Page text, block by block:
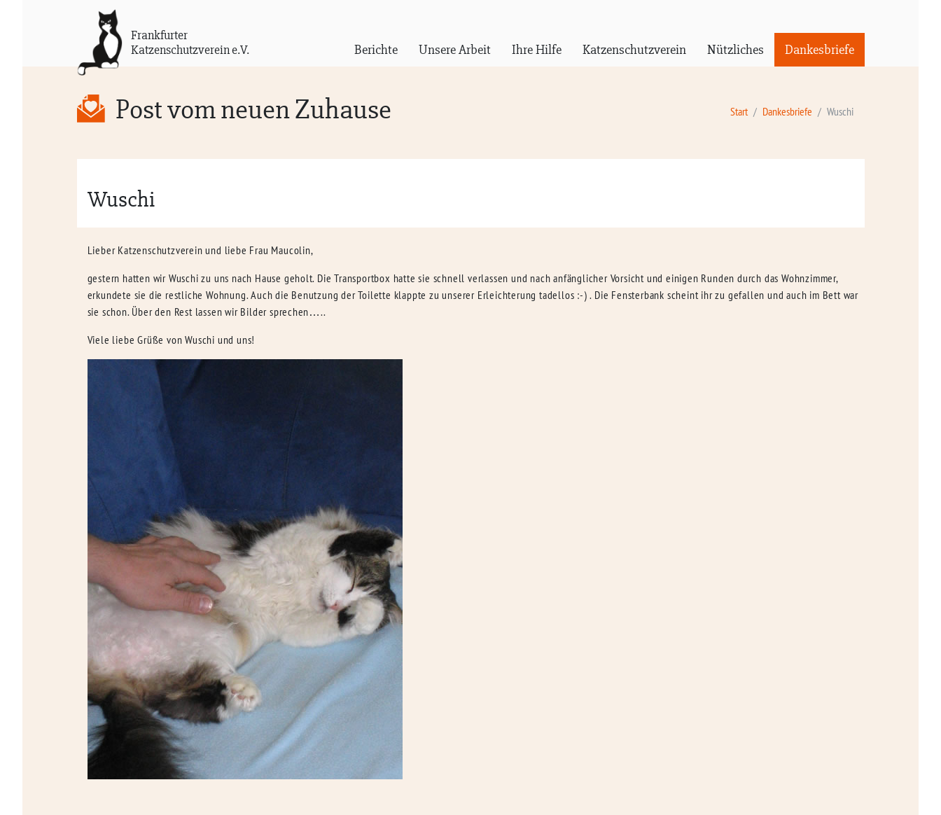
Frankfurter
Katzenschutzverein e.V.
Berichte Unsere Arbeit Ihre Hilfe Katzenschutzverein Nützliches Dankesbriefe
Post vom neuen Zuhause Start Dankesbriefe Wuschi
Wuschi
Lieber Katzenschutzverein und liebe Frau Maucolin,
gestern hatten wir Wuschi zu uns nach Hause geholt. Die Transportbox hatte sie schnell verlassen und nach anfänglicher Vorsicht und einigen Runden durch das Wohnzimmer,
erkundete sie die restliche Wohnung. Auch die Benutzung der Toilette klappte zu unserer Erleichterung tadellos :-) . Die Fensterbank scheint ihr zu gefallen und auch im Bett war
sie schon. Über den Rest lassen wir Bilder sprechen…..
Viele liebe Grüße von Wuschi und uns!